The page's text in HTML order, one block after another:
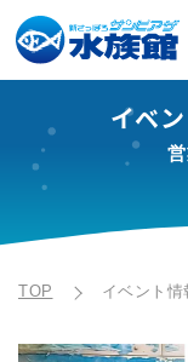
イベ
TOP イベント情